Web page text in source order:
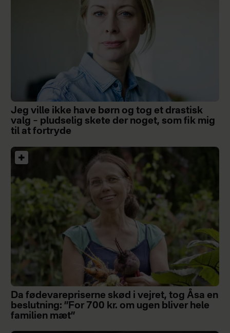
Jeg ville ikke have børn og tog et drastisk
valg – pludselig skete der noget, som fik mig
til at fortryde
Da fødevarepriserne skød i vejret, tog Åsa en
beslutning: ”For 700 kr. om ugen bliver hele
familien mæt”